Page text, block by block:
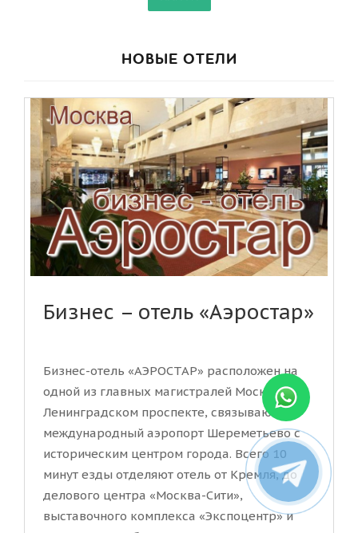
НОВЫЕ ОТЕЛИ
Бизнес – отель «Аэростар»
Бизнес-отель «АЭРОСТАР» расположен на
одной из главных магистралей Москвы —
Ленинградском проспекте, связывающем
международный аэропорт Шереметьево с
историческим центром города. Всего 10
минут езды отделяют отель от Кремля, до
делового центра «Москва-Сити»,
выставочного комплекса «Экспоцентр» и